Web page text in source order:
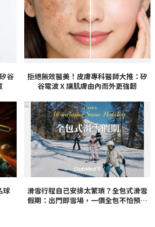
谷
拒絕無效醫美！皮膚專科醫師大推：矽
谷電波 X 讓肌膚由內而外更強韌
球
滑雪行程自己安排太繁瑣？全包式滑雪
假期：出門即雪場，一價全包不怕預算
PR